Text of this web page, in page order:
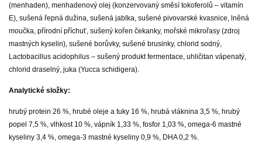
(menhaden), menhadenový olej (konzervovaný směsí tokoferolů – vitamín
E), sušená řepná dužina, sušená jablka, sušené pivovarské kvasnice, lněná
moučka, přírodní příchuť, sušený kořen čekanky, mořské mikrořasy (zdroj
mastných kyselin), sušené borůvky, sušené brusinky, chlorid sodný,
Lactobacillus acidophilus – sušený produkt fermentace, uhličitan vápenatý,
chlorid draselný, juka (Yucca schidigera).
Analytické složky:
hrubý protein 26 %, hrubé oleje a tuky 16 %, hrubá vláknina 3,5 %, hrubý
popel 7,5 %, vlhkost 10 %, vápník 1,33 %, fosfor 1,03 %, omega-6 mastné
kyseliny 3,4 %, omega-3 mastné kyseliny 0,9 %, DHA 0,2 %.